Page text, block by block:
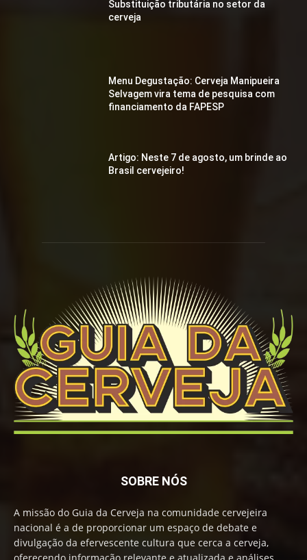
Substituição tributária no setor da
cerveja
Menu Degustação: Cerveja Manipueira
Selvagem vira tema de pesquisa com
financiamento da FAPESP
Artigo: Neste 7 de agosto, um brinde ao
Brasil cervejeiro!
SOBRE NÓS
A missão do Guia da Cerveja na comunidade cervejeira
nacional é a de proporcionar um espaço de debate e
divulgação da efervescente cultura que cerca a cerveja,